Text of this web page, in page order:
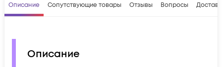
Описание Сопутствующие товары Отзывы Вопросы
Описание